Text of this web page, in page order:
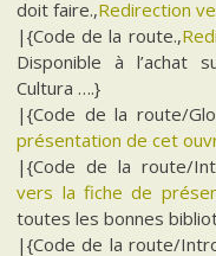
doit faire.,Redirection
|{Code de la route.,
Disponible à l’achat
Cultura ….}
|{Code de la route/
présentation de cet
|{Code de la route/
vers la fiche de
toutes les bonnes
|{Code de la route/